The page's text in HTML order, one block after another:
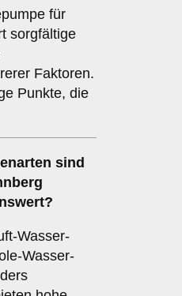
für
sorgfältige
Faktoren.
Punkte, die
sind
Wasser-
Wasser-